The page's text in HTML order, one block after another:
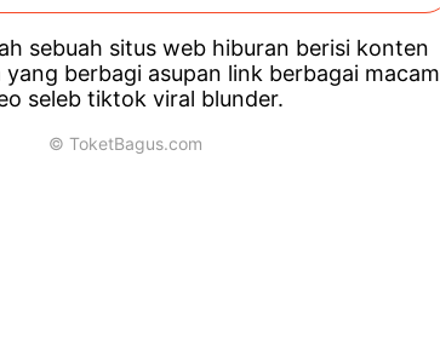
sebuah situs web hiburan berisi konten
berbagi asupan link berbagai macam
seleb tiktok viral blunder.
© ToketBagus.com